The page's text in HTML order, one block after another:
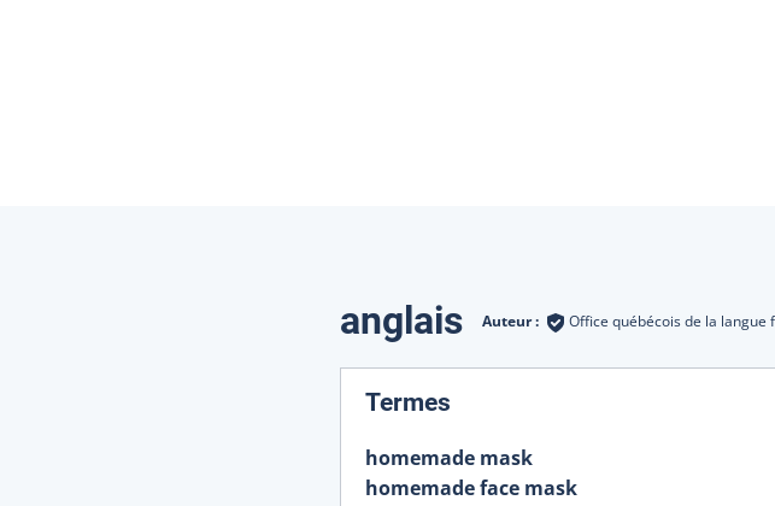
Traductions
anglais Auteur : Office québécois de la langue
Termes
homemade mask
homemade face mask